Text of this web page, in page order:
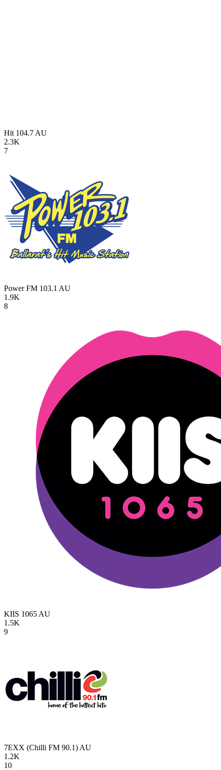
Hit 104.7 AU
2.3K
7
Power FM 103.1 AU
1.9K
8
KIIS 1065 AU
1.5K
9
7EXX (Chilli FM 90.1) AU
1.2K
10